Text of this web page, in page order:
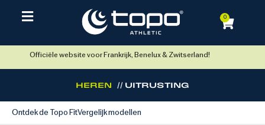
0
Officiële website voor Frankrijk, Benelux & Zwitserland!
HEREN // UITRUSTING
Ontdek de Topo FitVergelijk modellen